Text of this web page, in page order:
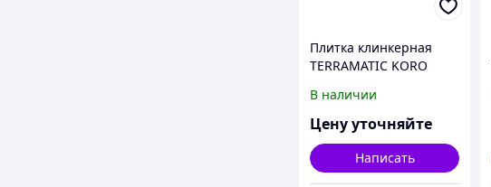
Плитка клинкерная
TERRAMATIC KORO
240мм*71мм*14мм,
коричневая, короед.
В наличии
Цену уточняйте
Написать